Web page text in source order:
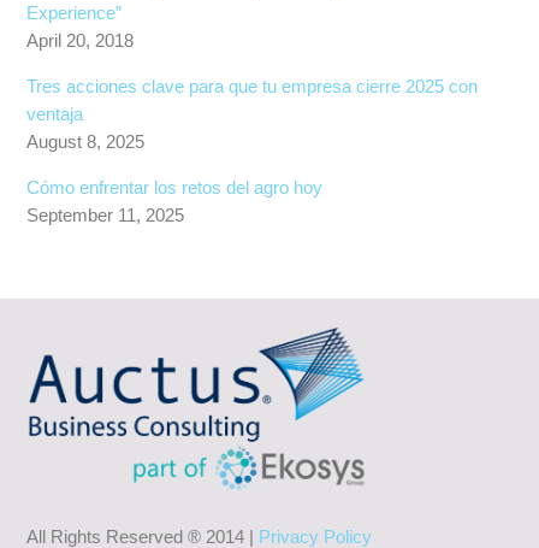
Experience”
April 20, 2018
Tres acciones clave para que tu empresa cierre 2025 con
ventaja
August 8, 2025
Cómo enfrentar los retos del agro hoy
September 11, 2025
All Rights Reserved ® 2014 | Privacy Policy